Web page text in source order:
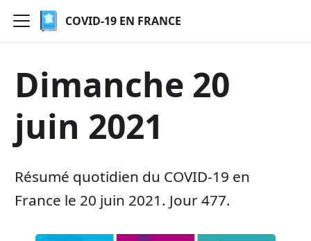
COVID-19 EN FRANCE
Dimanche 20
juin 2021
Résumé quotidien du COVID-19 en
France le 20 juin 2021. Jour 477.